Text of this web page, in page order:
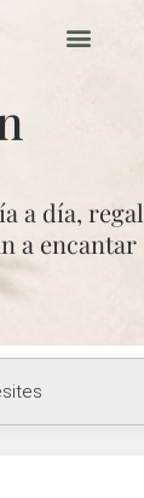
a día,
a encantar